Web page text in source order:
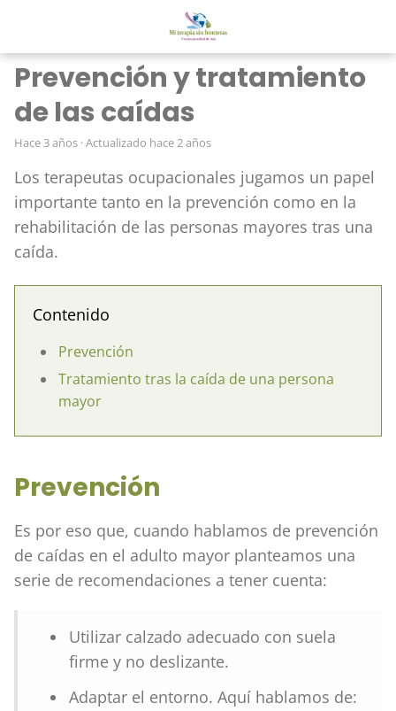
Prevención y tratamiento
de las caídas
hace 3 años · Actualizado hace 2 años
Los terapeutas ocupacionales jugamos un papel
importante tanto en la prevención como en la
rehabilitación de las personas mayores tras una
caída.
Contenido
Prevención
Tratamiento tras la caída de una persona
mayor
Prevención
Es por eso que, cuando hablamos de prevención
de caídas en el adulto mayor planteamos una
serie de recomendaciones a tener cuenta:
Utilizar calzado adecuado con suela
firme y no deslizante.
Adaptar el entorno. Aquí hablamos de: